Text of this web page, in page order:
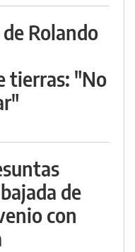
Rolando
tierras: "No
de
con